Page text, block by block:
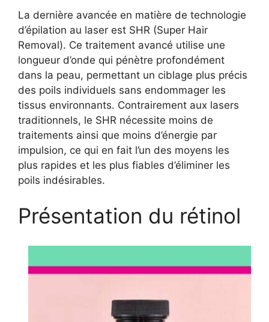
La dernière avancée en matière de technologie
d’épilation au laser est SHR (Super Hair
Removal). Ce traitement avancé utilise une
longueur d’onde qui pénètre profondément
dans la peau, permettant un ciblage plus précis
des poils individuels sans endommager les
tissus environnants. Contrairement aux lasers
traditionnels, le SHR nécessite moins de
traitements ainsi que moins d’énergie par
impulsion, ce qui en fait l’un des moyens les
plus rapides et les plus fiables d’éliminer les
poils indésirables.
Présentation du rétinol